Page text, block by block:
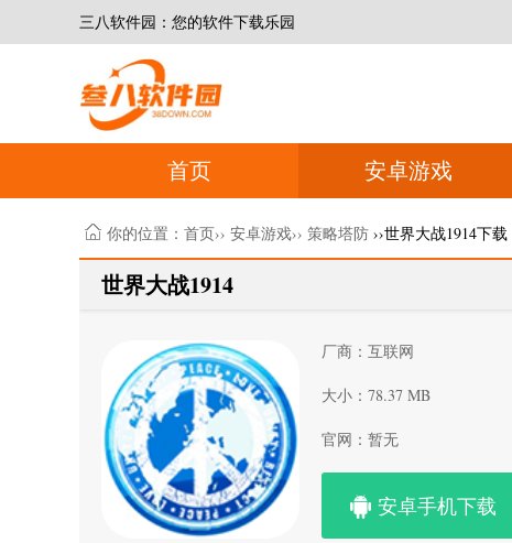
三八软件园：您的软件下载乐园
首页 安卓游戏
你的位置： 首页›› 安卓游戏›› 策略塔防 ››世界大战1914下载
世界大战1914
安卓手机下载
厂商：互联网
大小：78.37 MB
官网：暂无